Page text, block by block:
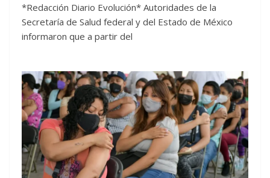
*Redacción Diario Evolución* Autoridades de la
Secretaría de Salud federal y del Estado de México
informaron que a partir del